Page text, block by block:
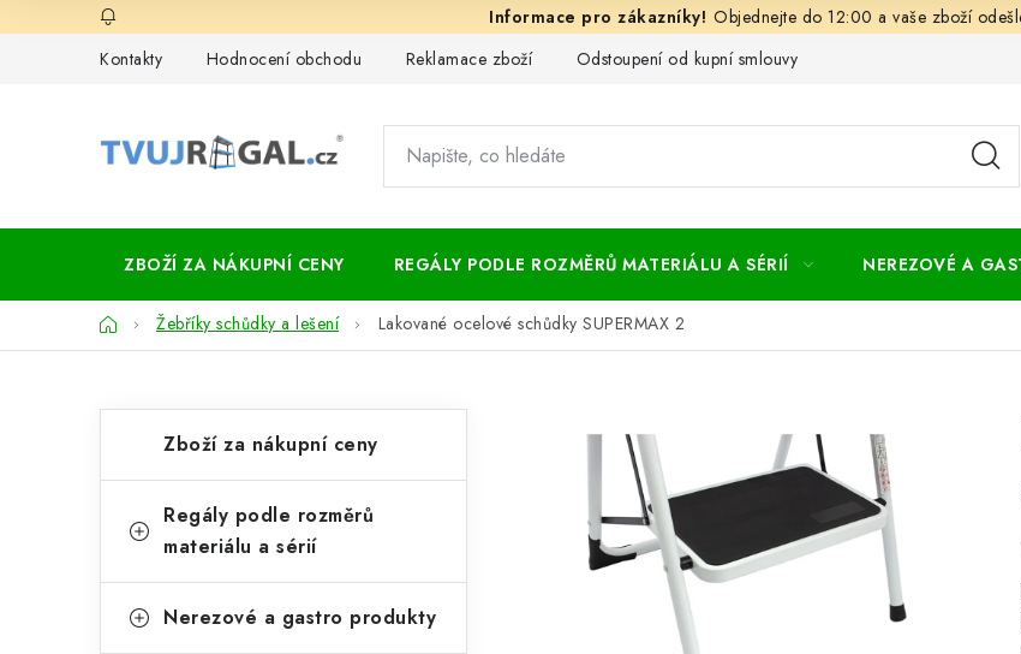
na
Objednejte do 12:00 a vaše zboží
Kontakty
Hodnocení obchodu Reklamace zboží Odstoupení od kupní smlouvy
ZBOŽÍ ZA NÁKUPNÍ CENY REGÁLY PODLE ROZMĚRŮ MATERIÁLU A SÉRIÍ NEREZOVÉ A
DomůŽebříky schůdky a lešení Lakované ocelové schůdky SUPERMAX 2
o
t
kategorie
a
g
Zboží za nákupní ceny
Regály podle rozměrů
materiálu a sérií
Nerezové a gastro produkty